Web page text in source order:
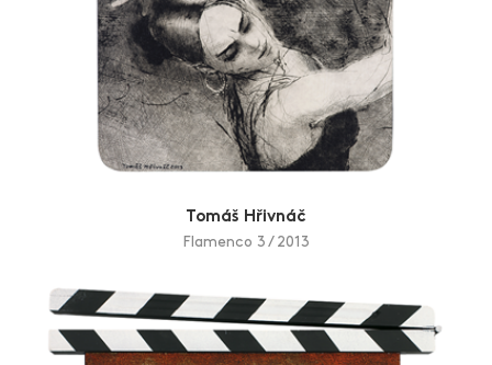
Tomáš Hřivnáč
Flamenco 3 / 2013